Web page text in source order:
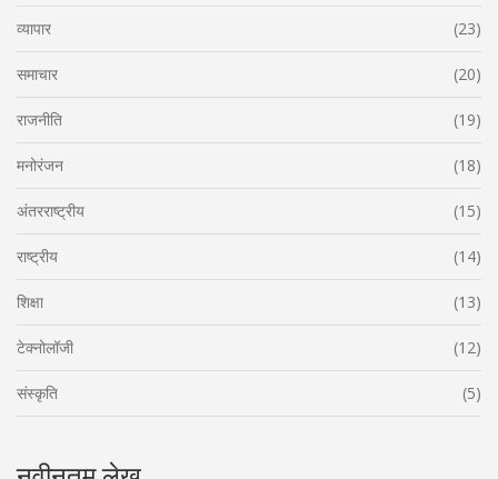
व्यापार (23)
समाचार (20)
राजनीति (19)
मनोरंजन (18)
अंतरराष्ट्रीय (15)
राष्ट्रीय (14)
शिक्षा (13)
टेक्नोलॉजी (12)
संस्कृति (5)